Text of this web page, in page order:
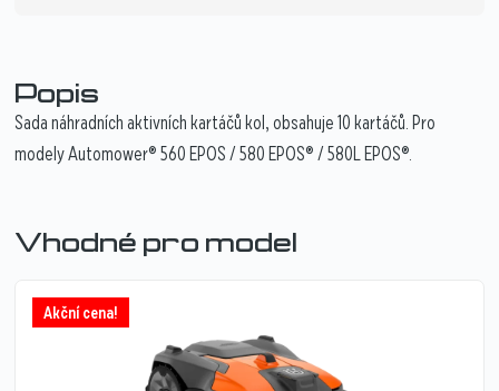
Popis
Sada náhradních aktivních kartáčů kol, obsahuje 10 kartáčů. Pro
modely Automower® 560 EPOS / 580 EPOS® / 580L EPOS®.
Vhodné pro model
Akční cena!